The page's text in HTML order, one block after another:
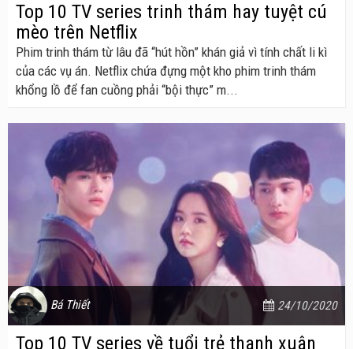
Top 10 TV series trinh thám hay tuyệt cú
mèo trên Netflix
Phim trinh thám từ lâu đã “hút hồn” khán giả vì tính chất li kì
của các vụ án. Netflix chứa đựng một kho phim trinh thám
khổng lồ để fan cuồng phải “bội thực” m...
Bá Thiết 24/10/2020
Top 10 TV series về tuổi trẻ thanh xuân